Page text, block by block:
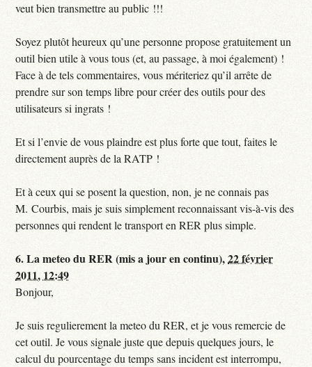
veut bien transmettre au public !!!
Soyez plutôt heureux qu’une personne propose gratuitement un
outil bien utile à vous tous (et, au passage, à moi également) !
Face à de tels commentaires, vous mériteriez qu’il arrête de
prendre sur son temps libre pour créer des outils pour des
utilisateurs si ingrats !
Et si l’envie de vous plaindre est plus forte que tout, faites le
directement auprès de la RATP !
Et à ceux qui se posent la question, non, je ne connais pas
M. Courbis, mais je suis simplement reconnaissant vis-à-vis des
personnes qui rendent le transport en RER plus simple.
6.La meteo du RER (mis a jour en continu),22 février
2011, 12:49
Bonjour,
Je suis regulierement la meteo du RER, et je vous remercie de
cet outil. Je vous signale juste que depuis quelques jours, le
calcul du pourcentage du temps sans incident est interrompu,